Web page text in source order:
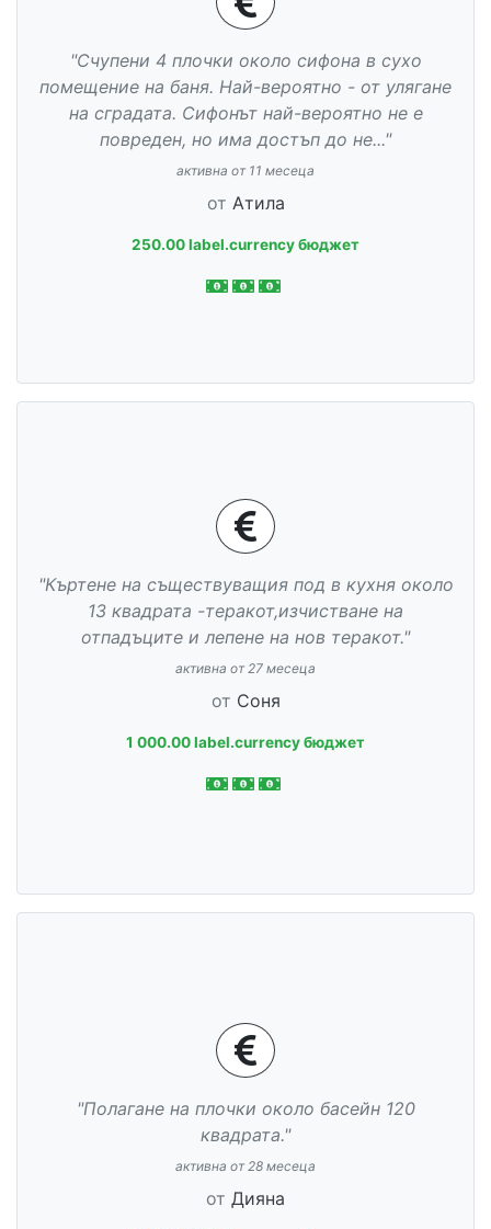
"Счупени 4 плочки около сифона в сухо
помещение на баня. Най-вероятно - от улягане
на сградата. Сифонът най-вероятно не е
повреден, но има достъп до не..."
активна от 11 месеца
от Атила
250.00 label.currency бюджет
"Къртене на съществуващия под в кухня около
13 квадрата -теракот,изчистване на
отпадъците и лепене на нов теракот."
активна от 27 месеца
от Соня
1 000.00 label.currency бюджет
"Полагане на плочки около басейн 120
квадрата."
активна от 28 месеца
от Дияна